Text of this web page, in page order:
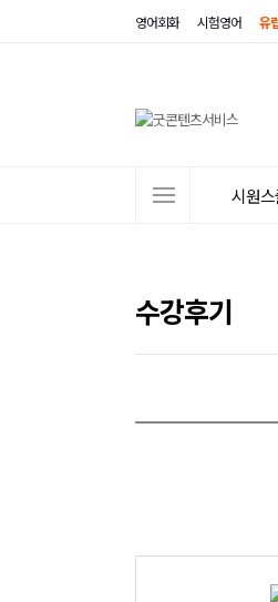
영어회화 시험영어 유
뉴
시원
수강후기